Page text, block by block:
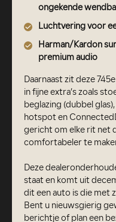
ongekende
Luchtvering voor
Harman/Kardon
premium audio
Daarnaast zit deze
in fijne extra’s zoals
beglazing (dubbel
hotspot en
gericht om elke rit net
comfortabeler te
Deze
staat en komt uit
dit een auto is die met
Bent u nieuwsgierig
berichtje of plan een